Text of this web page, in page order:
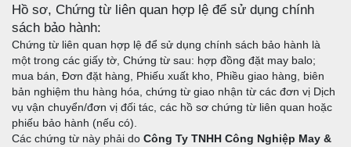
Hồ sơ, Chứng từ liên quan hợp lệ để sử dụng chính
sách bảo hành:
Chứng từ liên quan hợp lệ để sử dụng chính sách bảo hành là
một trong các giấy tờ, Chứng từ sau: hợp đồng đặt may balo;
mua bán, Đơn đặt hàng, Phiếu xuất kho, Phiều giao hàng, biên
bản nghiệm thu hàng hóa, chứng từ giao nhận từ các đơn vị Dịch
vụ vận chuyển/đơn vị đối tác, các hồ sơ chứng từ liên quan hoặc
phiếu bảo hành (nếu có).
Các chứng từ này phải do Công Ty TNHH Công Nghiệp May &